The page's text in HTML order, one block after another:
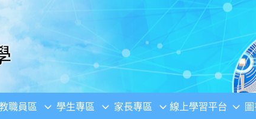
職員區 學生專區 家長專區 線上學習平台